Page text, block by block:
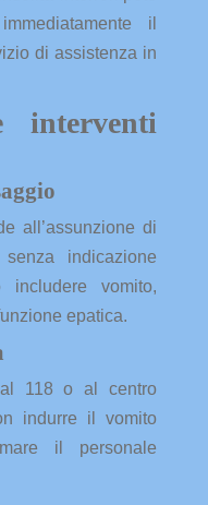
il
di assistenza in
interventi
all’assunzione di
indicazione
includere vomito,
epatica.
al 118 o al centro
indurre il vomito
il personale